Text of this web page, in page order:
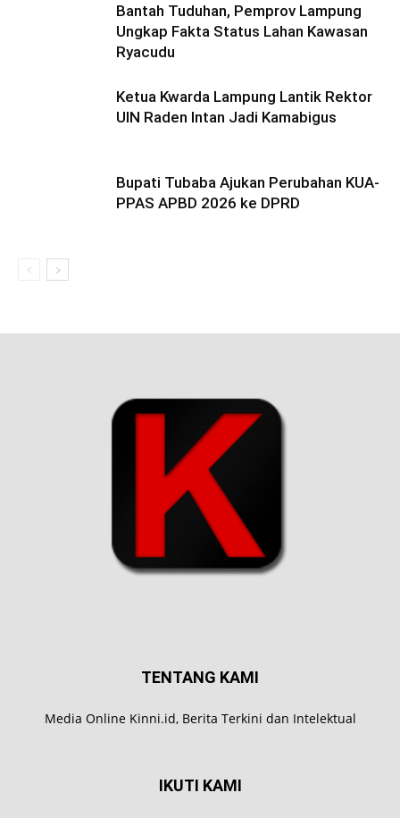
Bantah Tuduhan, Pemprov Lampung
Ungkap Fakta Status Lahan Kawasan
Ryacudu
Ketua Kwarda Lampung Lantik Rektor
UIN Raden Intan Jadi Kamabigus
Bupati Tubaba Ajukan Perubahan KUA-
PPAS APBD 2026 ke DPRD
TENTANG KAMI
Media Online Kinni.id, Berita Terkini dan Intelektual
IKUTI KAMI